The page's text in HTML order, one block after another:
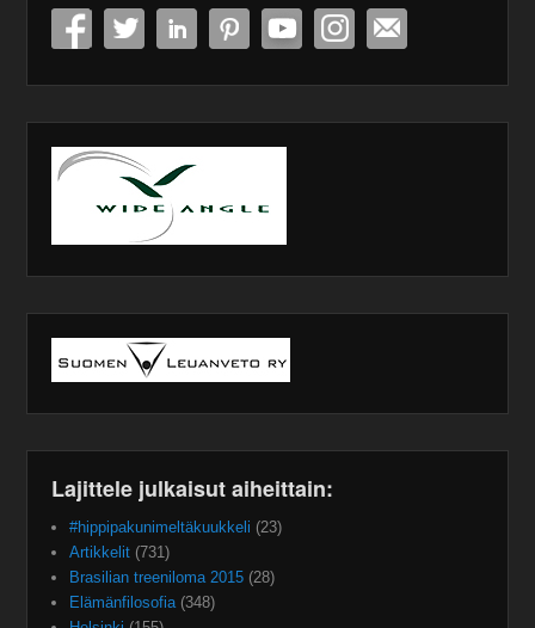
Lajittele julkaisut aiheittain:
#hippipakunimeltäkuukkeli (23)
Artikkelit (731)
Brasilian treeniloma 2015 (28)
Elämänfilosofia (348)